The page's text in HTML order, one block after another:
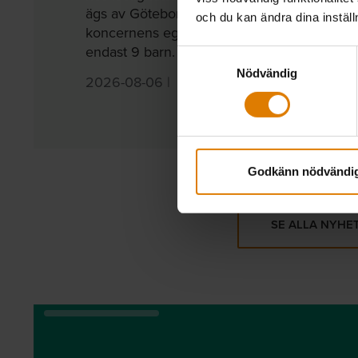
och du kan ändra dina
Nödvändig
Godkänn
ägs av Göteborgs stad. Men enligt
koncernens egen genomlysning berördes
endast 9 barn. ...
2026-08-06
Sveriges Allmännytta
SE ALLA